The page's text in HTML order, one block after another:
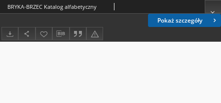
Pokaż szczegóły
BRYKA-BRZEC Katalog alfabetyczny